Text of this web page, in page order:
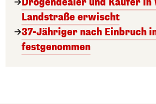
Landstraße erwischt
37-Jähriger nach Einbruch
festgenommen